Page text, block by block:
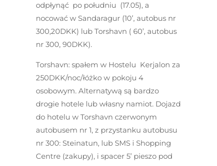
odpłynąć po południu (17.05), a
nocować w Sandaragur (10’, autobus nr
300,20DKK) lub Torshavn ( 60’, autobus
nr 300, 90DKK).
Torshavn: spałem w Hostelu Kerjalon za
250DKK/noc/łóżko w pokoju 4
osobowym. Alternatywą są bardzo
drogie hotele lub własny namiot. Dojazd
do hotelu w Torshavn czerwonym
autobusem nr 1, z przystanku autobusu
nr 300: Steinatun, lub SMS i Shopping
Centre (zakupy), i spacer 5’ pieszo pod